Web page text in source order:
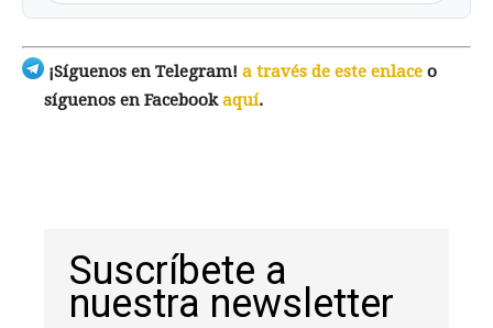
¡Síguenos en Telegram! a través de este enlace o
síguenos en Facebookaquí.
Suscríbete a
nuestra newsletter